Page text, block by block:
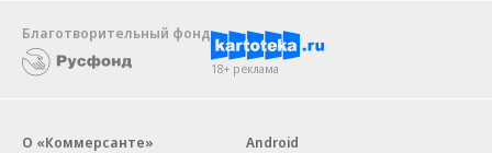
Благотворительный фонд
18+ реклама
О «Коммерсанте»
Android